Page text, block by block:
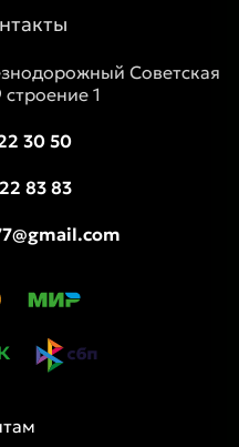
Советская
1
30 50
83 83